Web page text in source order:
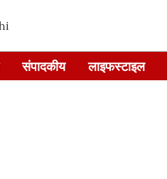
संपादकीय लाइफस्टाइल